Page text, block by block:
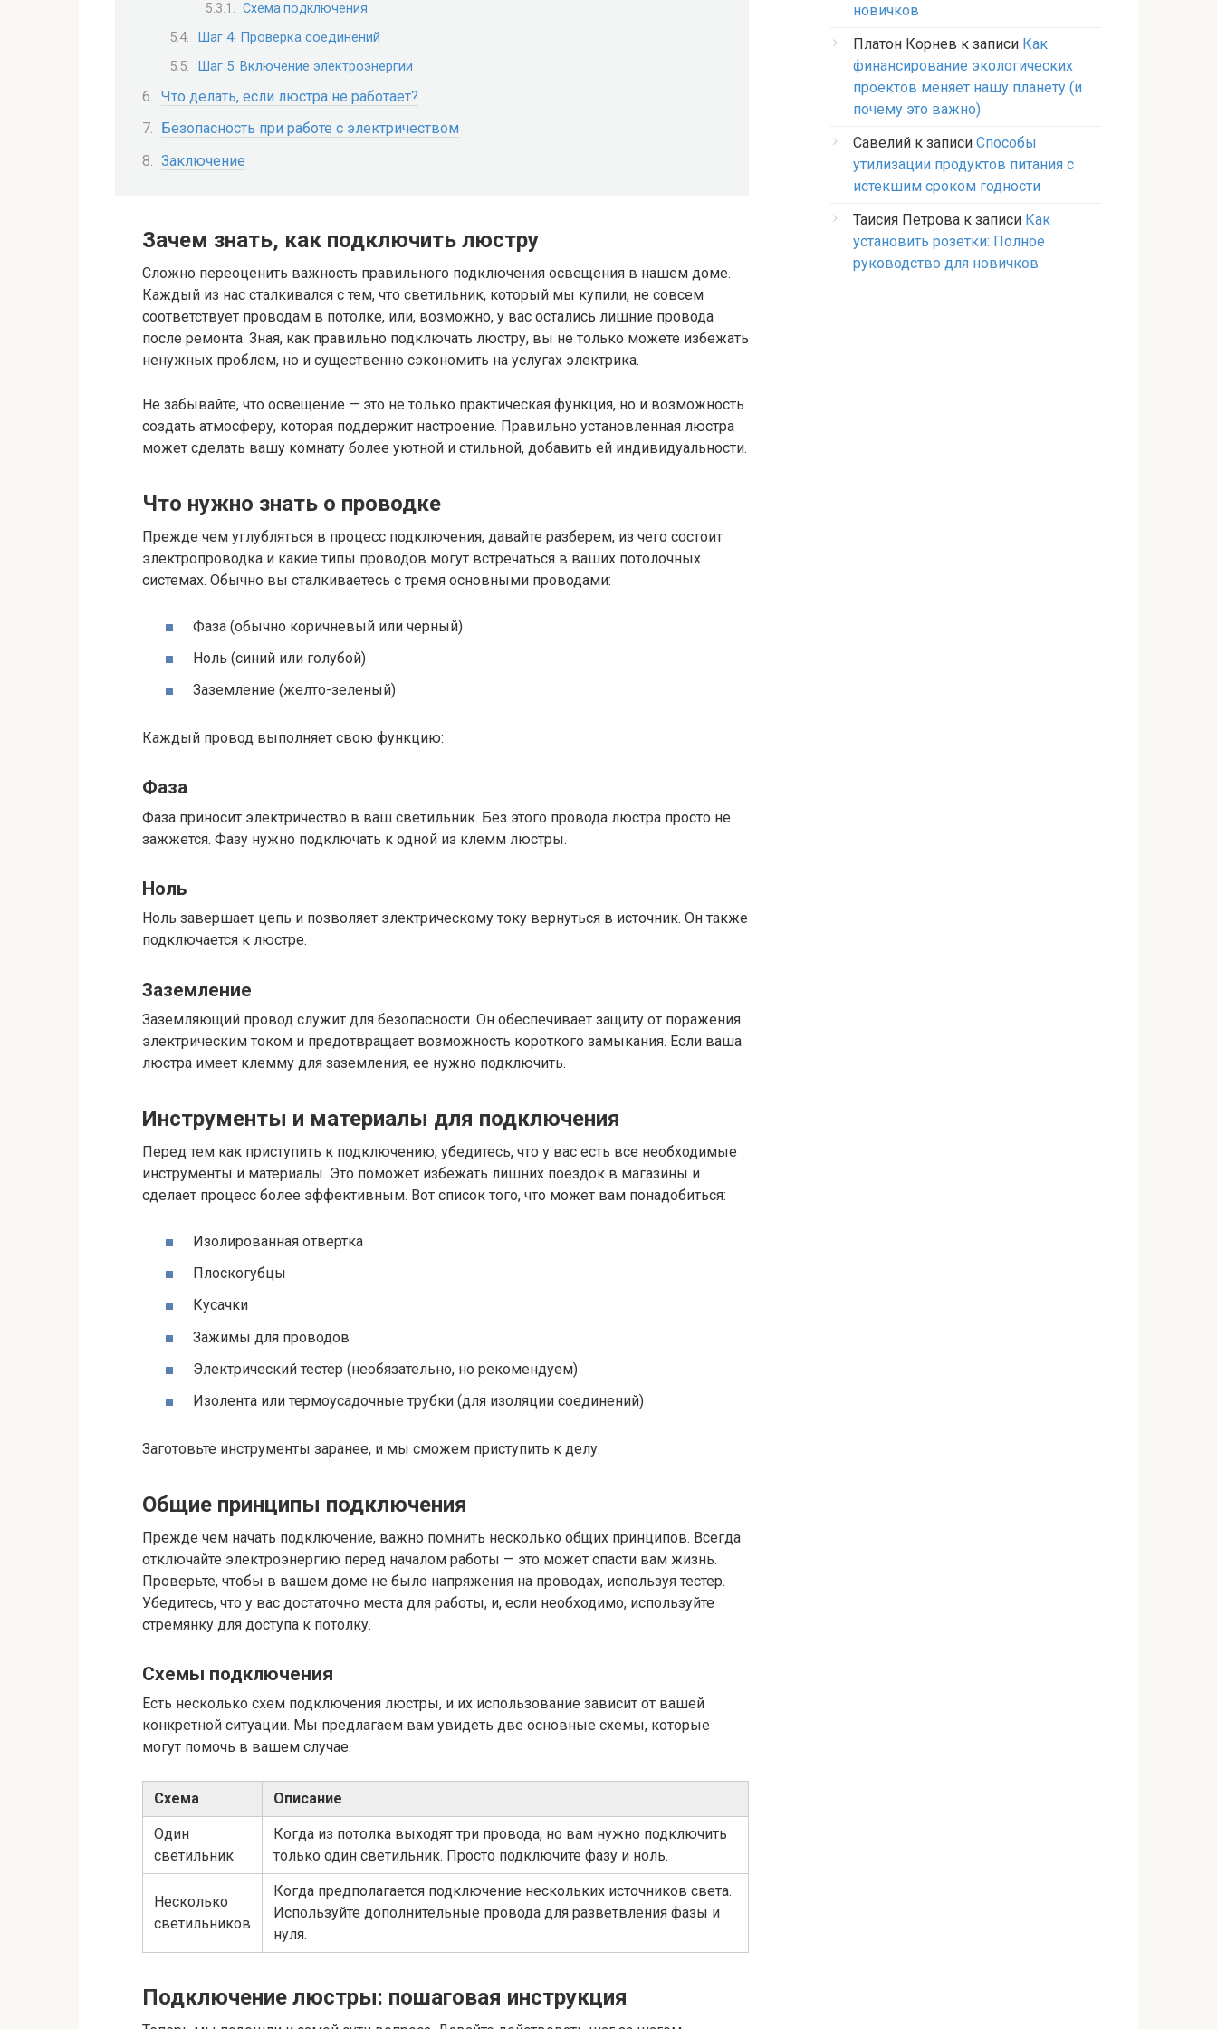
Схема подключения:
Шаг 4: Проверка соединений
Шаг 5: Включение электроэнергии
Что делать, если люстра не работает?
Безопасность при работе с электричеством
Заключение
Зачем знать, как подключить люстру
Сложно переоценить важность правильного подключения освещения в нашем доме.
Каждый из нас сталкивался с тем, что светильник, который мы купили, не совсем
соответствует проводам в потолке, или, возможно, у вас остались лишние провода
после ремонта. Зная, как правильно подключать люстру, вы не только можете избежать
ненужных проблем, но и существенно сэкономить на услугах электрика.
Не забывайте, что освещение — это не только практическая функция, но и возможность
создать атмосферу, которая поддержит настроение. Правильно установленная люстра
может сделать вашу комнату более уютной и стильной, добавить ей индивидуальности.
Что нужно знать о проводке
Прежде чем углубляться в процесс подключения, давайте разберем, из чего состоит
электропроводка и какие типы проводов могут встречаться в ваших потолочных
системах. Обычно вы сталкиваетесь с тремя основными проводами:
Фаза (обычно коричневый или черный)
Ноль (синий или голубой)
Заземление (желто-зеленый)
Каждый провод выполняет свою функцию:
Фаза
Фаза приносит электричество в ваш светильник. Без этого провода люстра просто не
зажжется. Фазу нужно подключать к одной из клемм люстры.
Ноль
Ноль завершает цепь и позволяет электрическому току вернуться в источник. Он также
подключается к люстре.
Заземление
Заземляющий провод служит для безопасности. Он обеспечивает защиту от поражения
электрическим током и предотвращает возможность короткого замыкания. Если ваша
люстра имеет клемму для заземления, ее нужно подключить.
Инструменты и материалы для подключения
Перед тем как приступить к подключению, убедитесь, что у вас есть все необходимые
инструменты и материалы. Это поможет избежать лишних поездок в магазины и
сделает процесс более эффективным. Вот список того, что может вам понадобиться:
Изолированная отвертка
Плоскогубцы
Кусачки
Зажимы для проводов
Электрический тестер (необязательно, но рекомендуем)
Изолента или термоусадочные трубки (для изоляции соединений)
Заготовьте инструменты заранее, и мы сможем приступить к делу.
Общие принципы подключения
Прежде чем начать подключение, важно помнить несколько общих принципов. Всегда
отключайте электроэнергию перед началом работы — это может спасти вам жизнь.
Проверьте, чтобы в вашем доме не было напряжения на проводах, используя тестер.
Убедитесь, что у вас достаточно места для работы, и, если необходимо, используйте
стремянку для доступа к потолку.
Схемы подключения
Есть несколько схем подключения люстры, и их использование зависит от вашей
конкретной ситуации. Мы предлагаем вам увидеть две основные схемы, которые
могут помочь в вашем случае.
Схема Описание
Один
светильник
Когда из потолка выходят три провода, но вам нужно подключить
только один светильник. Просто подключите фазу и ноль.
Несколько
светильников
Когда предполагается подключение нескольких источников света.
Используйте дополнительные провода для разветвления фазы и
нуля.
Подключение люстры: пошаговая инструкция
новичков
Платон Корнев к записи Как
финансирование экологических
проектов меняет нашу планету (и
почему это важно)
Савелий к записи Способы
утилизации продуктов питания с
истекшим сроком годности
Таисия Петрова к записи Как
установить розетки: Полное
руководство для новичков